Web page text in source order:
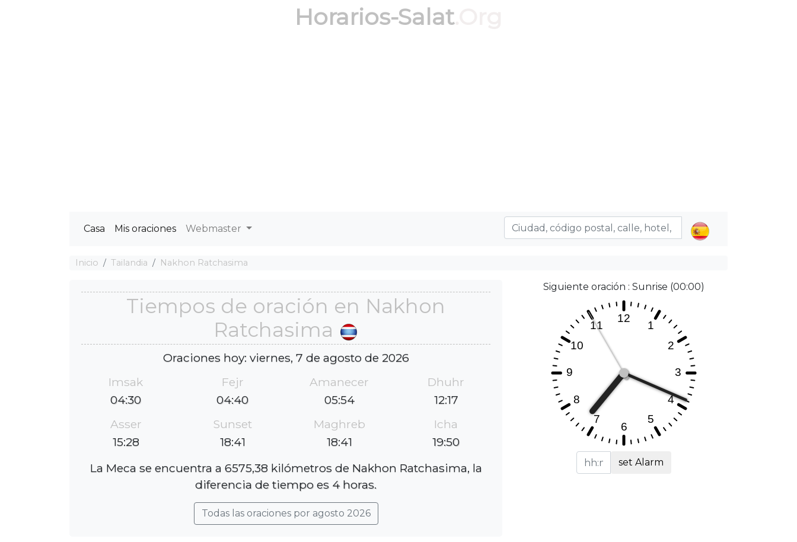
Horarios-Salat.Org
Casa Mis oraciones Webmaster
Inicio Tailandia Nakhon Ratchasima
Tiempos de oración en Nakhon
Ratchasima
Oraciones hoy: viernes, 7 de agosto de 2026
Imsak
04:30
Fejr
04:40
Amanecer
05:54
Dhuhr
12:17
Asser
15:28
Sunset
18:41
Maghreb
18:41
Icha
19:50
La Meca se encuentra a 6575,38 kilómetros de Nakhon Ratchasima, la
diferencia de tiempo es 4 horas.
Todas las oraciones por agosto 2026
Siguiente oración : Sunrise (00:00)
set Alarm